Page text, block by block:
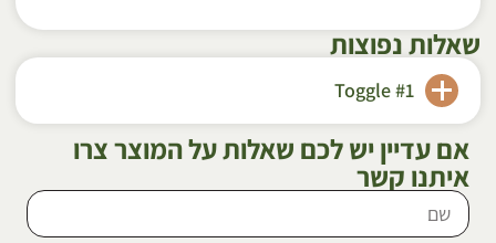
שאלות נפוצות
Toggle #1
אם עדיין יש לכם שאלות על המוצר צרו
איתנו קשר